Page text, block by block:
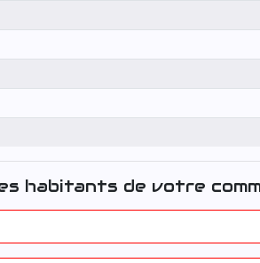
habitants de votre